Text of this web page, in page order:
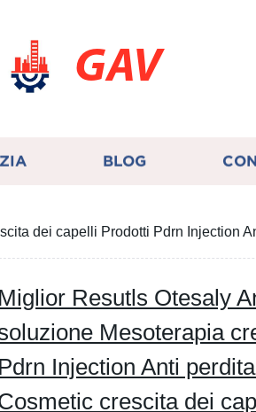
GAV
BLOG
dei capelli Prodotti Pdrn Injection
Miglior Resutls Otesaly
Mesoterapia
Pdrn Injection Anti
crescita dei